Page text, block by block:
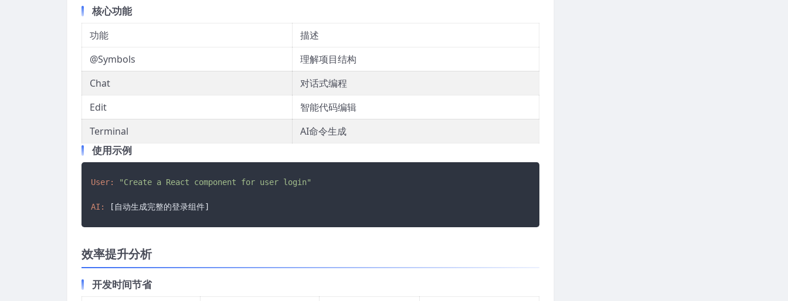
核心功能
功能
描述
@Symbols
理解项目结构
Chat
对话式编程
Edit
智能代码编辑
Terminal
AI命令生成
使用示例
User: "Create a React component for user login"
AI:
效率提升分析
开发时间节省